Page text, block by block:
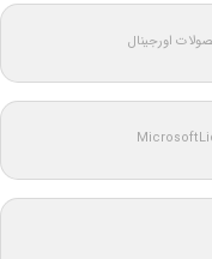
اورجینال